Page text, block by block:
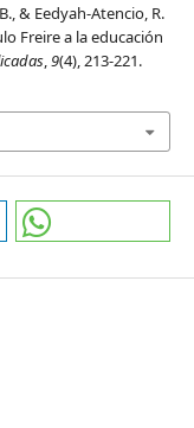
& Eedyah-Atencio, R.
Freire a la educación
, 9(4), 213-221.